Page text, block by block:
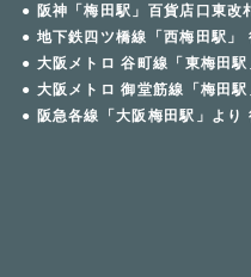
● 阪神「梅田駅」百貨店口東改
● 地下鉄四ツ橋線「西梅田駅」
● 大阪メトロ 谷町線「東梅田
● 大阪メトロ 御堂筋線「梅田
● 阪急各線「大阪梅田駅」より